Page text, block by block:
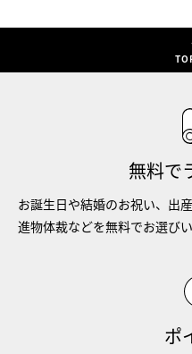
無料で
お誕生日や結婚のお祝い、出
進物体裁などを無料でお選びい
ポ